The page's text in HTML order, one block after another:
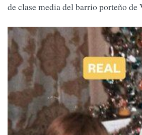
de clase media del barrio porteño